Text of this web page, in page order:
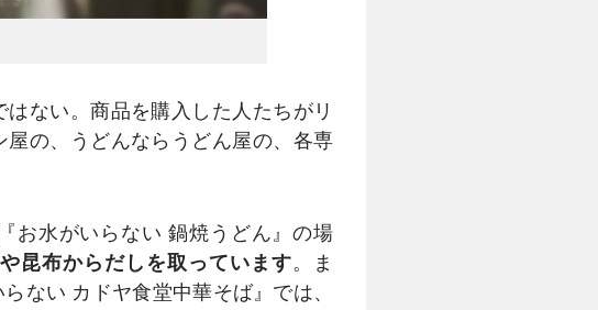
ない。商品を購入した人たちがリ
の、うどんならうどん屋の、各専
お水がいらない 鍋焼うどん』の場
昆布からだしを取っています。ま
ない カドヤ食堂中華そば』では、